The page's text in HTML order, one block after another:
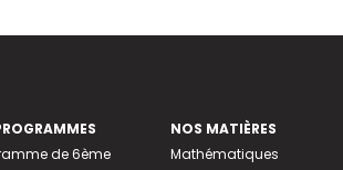
de 6ème
NOS MATIÈRES
Mathématiques